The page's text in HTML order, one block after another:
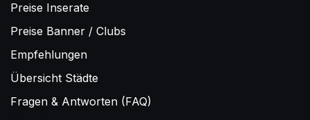
Preise Inserate
Preise Banner / Clubs
Empfehlungen
Übersicht Städte
Fragen & Antworten (FAQ)